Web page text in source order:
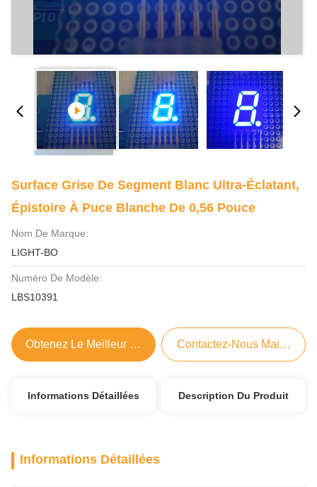
Surface Grise De Segment Blanc Ultra-Éclatant,
Épistoire À Puce Blanche De 0,56 Pouce
Nom De Marque:
LIGHT-BO
Numéro De Modèle:
LBS10391
Obtenez Le Meilleur Prix Contactez-Nous Maintenant
Informations Détaillées Description Du Produit
Informations Détaillées